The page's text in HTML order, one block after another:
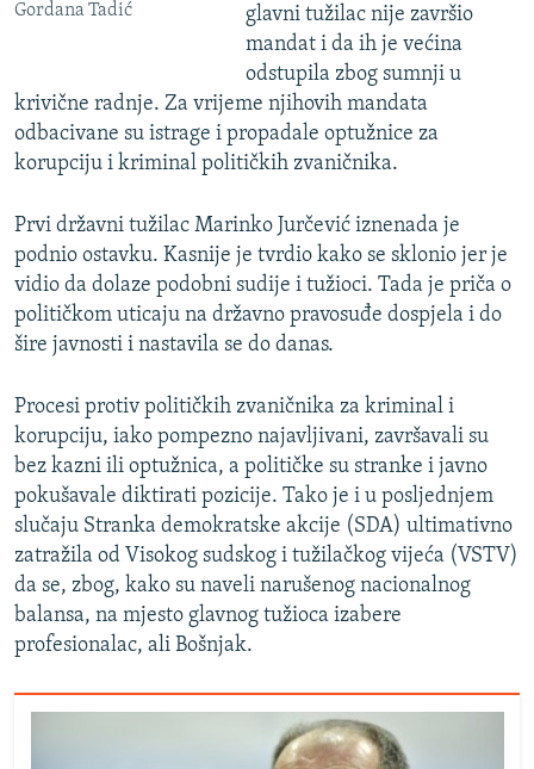
Gordana Tadić
glavni tužilac nije završio
mandat i da ih je većina
odstupila zbog sumnji u
krivične radnje. Za vrijeme njihovih mandata
odbacivane su istrage i propadale optužnice za
korupciju i kriminal političkih zvaničnika.
Prvi državni tužilac Marinko Jurčević iznenada je
podnio ostavku. Kasnije je tvrdio kako se sklonio jer je
vidio da dolaze podobni sudije i tužioci. Tada je priča o
političkom uticaju na državno pravosuđe dospjela i do
šire javnosti i nastavila se do danas.
Procesi protiv političkih zvaničnika za kriminal i
korupciju, iako pompezno najavljivani, završavali su
bez kazni ili optužnica, a političke su stranke i javno
pokušavale diktirati pozicije. Tako je i u posljednjem
slučaju Stranka demokratske akcije (SDA) ultimativno
zatražila od Visokog sudskog i tužilačkog vijeća (VSTV)
da se, zbog, kako su naveli narušenog nacionalnog
balansa, na mjesto glavnog tužioca izabere
profesionalac, ali Bošnjak.